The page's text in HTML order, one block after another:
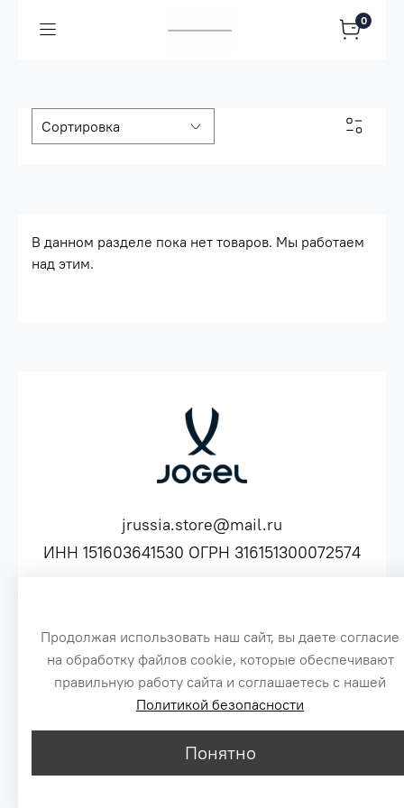
0
В данном разделе пока нет товаров. Мы работаем
над этим.
jrussia.store@mail.ru
ИНН 151603641530 ОГРН 316151300072574
Сайт создан специально по заказу, для оптовых продаж бренда Jogel
Цены, указанные на сайте, не являются публичной офертой.
© 2016-2026
Продолжая использовать наш сайт, вы даете согласие
на обработку файлов cookie, которые обеспечивают
правильную работу сайта и соглашаетесь с нашей
Политикой безопасности
Понятно
3